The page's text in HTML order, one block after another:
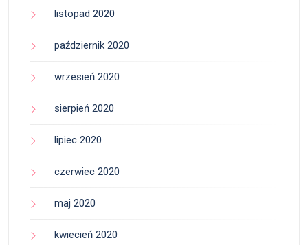
listopad 2020
październik 2020
wrzesień 2020
sierpień 2020
lipiec 2020
czerwiec 2020
maj 2020
kwiecień 2020